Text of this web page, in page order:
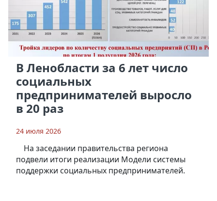
В Ленобласти за 6 лет число
социальных
предпринимателей выросло
в 20 раз
24 июля 2026
На заседании правительства региона
подвели итоги реализации Модели системы
поддержки социальных предпринимателей.